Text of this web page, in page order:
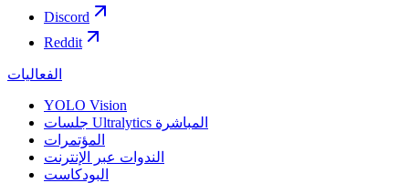
Discord
Reddit
الفعاليات
YOLO Vision
جلسات Ultralytics المباشرة
المؤتمرات
الندوات عبر الإنترنت
البودكاست